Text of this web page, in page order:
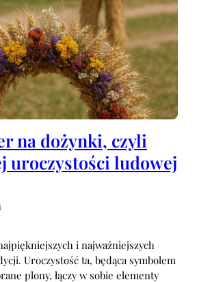
na dożynki, czyli
uroczystości ludowej
i najważniejszych
Uroczystość ta, będąca symbolem
plony, łączy w sobie elementy